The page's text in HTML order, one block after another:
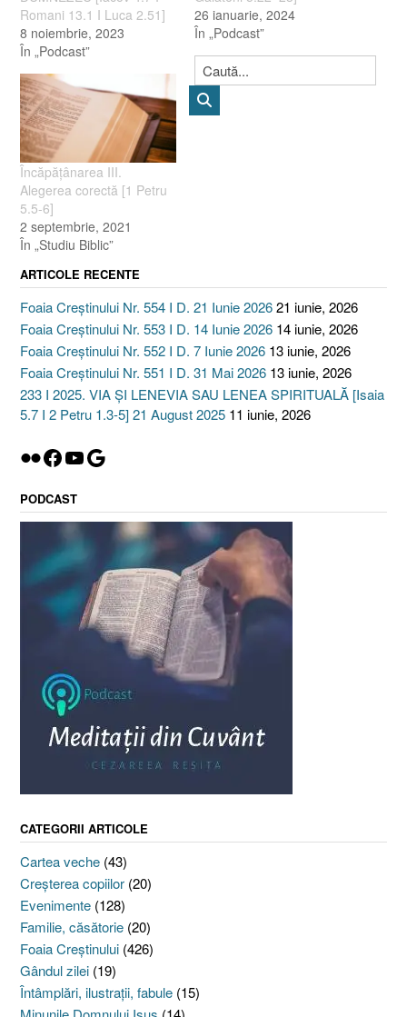
Romani 13.1 I Luca 2.51]
8 noiembrie, 2023
În „Podcast”
26 ianuarie, 2024
În „Podcast”
Încăpăţânarea III.
Alegerea corectă [1 Petru
5.5-6]
2 septembrie, 2021
În „Studiu Biblic”
ARTICOLE RECENTE
Foaia Creștinului Nr. 554 I D. 21 Iunie 202621 iunie, 2026
Foaia Creștinului Nr. 553 I D. 14 Iunie 2026 14 iunie, 2026
Foaia Creștinului Nr. 552 I D. 7 Iunie 2026 13 iunie, 2026
Foaia Creștinului Nr. 551 I D. 31 Mai 2026 13 iunie, 2026
233 I 2025. VIA ȘI LENEVIA SAU LENEA SPIRITUALĂ [Isaia
5.7 I 2 Petru 1.3-5] 21 August 2025 11 iunie, 2026
Flickr
Facebook
YouTube
Google
PODCAST
CATEGORII ARTICOLE
Cartea veche (43)
Creşterea copiilor (20)
Evenimente (128)
Familie, căsătorie (20)
Foaia Creştinului (426)
Gândul zilei (19)
Întâmplări, ilustraţii, fabule (15)